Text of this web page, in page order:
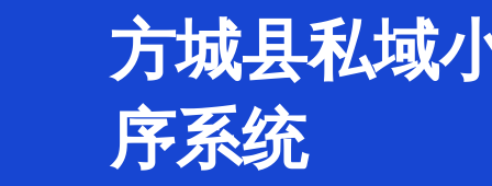
方城县私域
序系统